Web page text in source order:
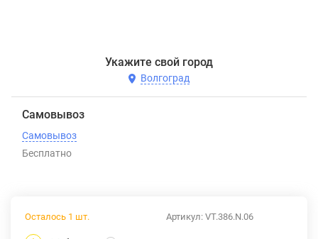
Укажите свой город
Волгоград
Самовывоз
Самовывоз
Бесплатно
Артикул: VT.386.N.06
Осталось 1 шт.